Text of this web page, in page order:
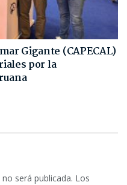
Gigante (CAPECAL)
por la
será publicada. Los